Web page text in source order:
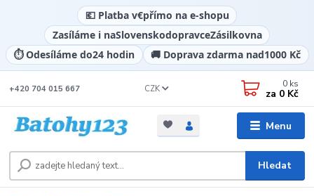
💶 Platba v€přímo na e-shopu
Zasíláme i naSlovenskodopravceZásilkovna
⏱️ Odesíláme do24 hodin 🚚 Doprava zdarma nad1000 Kč
Menu
CZK
Hledat
+420 704 015 667 0 ks
za 0 Kč